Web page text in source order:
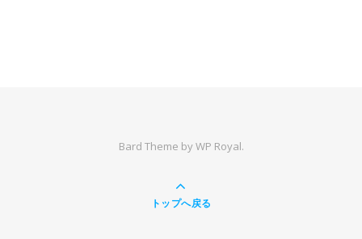
Bard Theme byWP Royal.
トップへ戻る